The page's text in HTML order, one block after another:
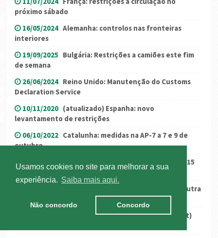
Usamos cookies no site para melhorar a sua
experiência.
Saiba mais aqui.
Não concordo Concordo
próximo sábado
16/05/2024 Alemanha: controlos nas fronteiras
interiores
19/09/2025 Bulgária: Restrições a camiões este fim
de semana
26/06/2024 Reino Unido: Manutenção do Customs
Declaration Service
10/11/2020 (atualizado) Espanha: novo
levantamento de restrições
06/10/2022 Catalunha: medidas na AP-7 a 7 e 9 de
outubro
Espanha: obras de manutenção na A-15
no País Basco
Áustria: estado de Burgenland com outra
Reino Unido: KAP (Kent Access Permit)